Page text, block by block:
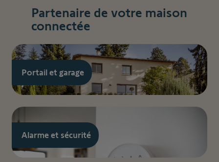
Partenaire de votre maison
connectée
Portail et garage
Alarme et sécurité